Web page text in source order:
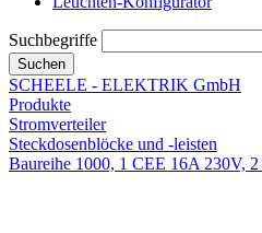
Suchbegriffe
Suchen
SCHEELE - ELEKTRIK GmbH
Produkte
Stromverteiler
Steckdosenblöcke und -leisten
Baureihe 1000, 1 CEE 16A 230V,